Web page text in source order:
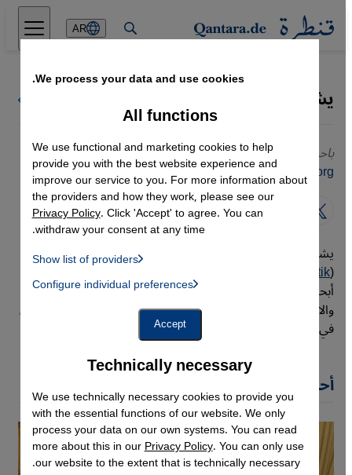
Direkt zum Inhalt springen
AR
يشار آيدين
باحث
yasar.aydin@swp-berlin.org
يشار آيدين باحث بالمعهد الألماني للشؤون الدولية والأمنية
(
Stiftung Wissenschaft und Politik ) في برلين. يركز في
أبحاثه على العلاقات بين تركيا وألمانيا، والعلاقات بين تركيا
والاتحاد الأوروبي. كما يركز على موضوعات الهجرة والشتات التركي
في ألمانيا، والاقتصاد التركي والسياسة الدولية.
أحدث مقالات يشار آيدين
We process your data and use cookies.
Technically necessary
We use technically necessary cookies to provide you
with the essential functions of our website. We only
process your data on our own systems. You can read
more about this in ourPrivacy Policy. You can only use
our website to the extent that is technically necessary.
All functions
We use functional and marketing cookies to help
provide you with the best website experience and
improve our service to you. For more information about
the providers and how they work, please see our
Privacy Policy. Click 'Accept' to agree. You can
withdraw your consent at any time.
Show list of providers
Instagram Embed, Twitter Embed, Youtube Embed
Facebook Embed / Facebook Connect
Google Maps Embed
Configure individual preferences
Accept